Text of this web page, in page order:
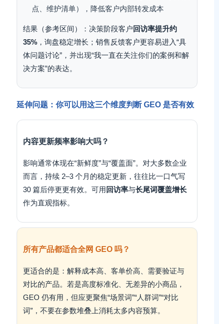
点、维护清单），降低客户内部转发成本
结果（参考区间）：决策阶段客户 回访率提升约
35% ，询盘稳定增长；销售反馈客户更容易进入“具
体问题讨论”，并出现“我一直在关注你们的案例和解
决方案”的表达。
延伸问题：你可以用这三个维度判断 GEO 是否有效
内容更新频率影响大吗？
影响通常体现在“新鲜度”与“覆盖面”。对大多数企业
而言，持续 2–3 个月的稳定更新，往往比一口气写
30 篇后停更更有效。可用 回访率与长尾词覆盖增长
作为直观指标。
所有产品都适合全网 GEO 吗？
更适合的是：解释成本高、客单价高、需要验证与
对比的产品。若是高度标准化、无差异的小商品，
GEO 仍有用，但应更聚焦“场景词”“人群词”“对比
词”，不要在参数堆叠上消耗太多内容预算。